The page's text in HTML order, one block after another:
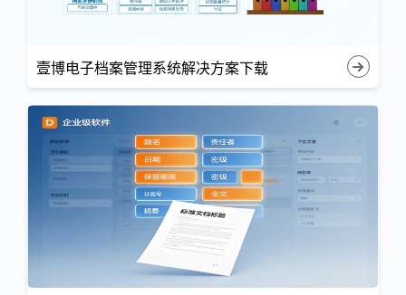
壹博电子档案管理系统解决方案下载